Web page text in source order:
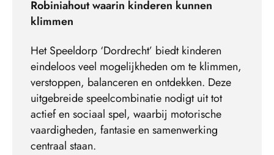
Robiniahout waarin kinderen kunnen
klimmen
Het Speeldorp ‘Dordrecht’ biedt kinderen
eindeloos veel mogelijkheden om te klimmen,
verstoppen, balanceren en ontdekken. Deze
uitgebreide speelcombinatie nodigt uit tot
actief en sociaal spel, waarbij motorische
vaardigheden, fantasie en samenwerking
centraal staan.